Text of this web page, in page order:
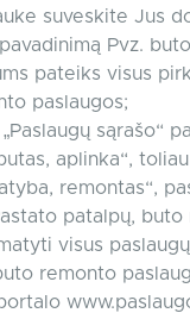
suveskite Jus
Pvz.
pateiks visus
paslaugos;
sąrašo“
aplinka“,
remontas“,
patalpų, buto
visus
remonto